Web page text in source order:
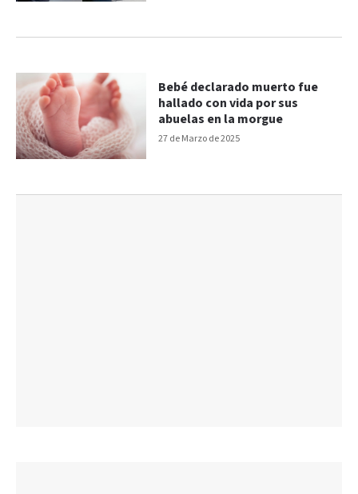
27 de Marzo de 2025
Bebé declarado muerto fue
hallado con vida por sus
abuelas en la morgue